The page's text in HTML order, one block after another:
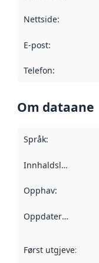
Nettside:
E-post:
Telefon:
Om dataane
Språk:
Innhaldsleverandørar
Opphav:
Oppdateringsfrekvens
Først utgjeve: